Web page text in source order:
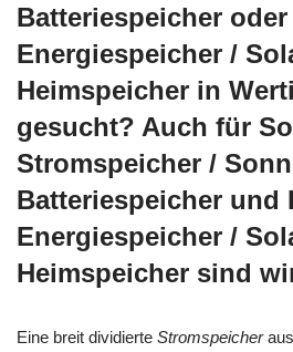
Batteriespeicher oder
Energiespeicher /
Heimspeicher in
gesucht? Auch für
Stromspeicher /
Batteriespeicher und
Energiespeicher /
Heimspeicher sind
Eine breit dividierte Stromspeicher